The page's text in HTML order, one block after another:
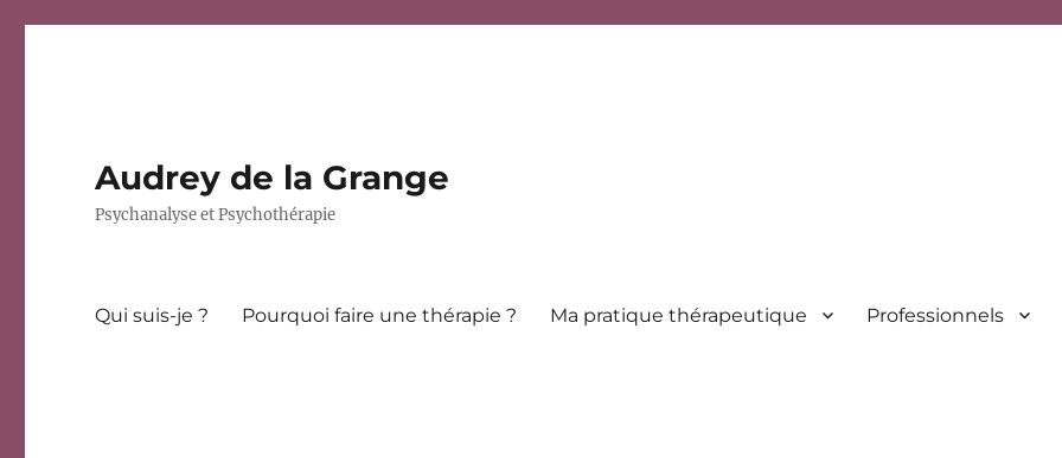
Audrey de la Grange
Psychanalyse et Psychothérapie
Qui suis-je ? Pourquoi faire une thérapie ? Ma pratique thérapeutique Professionnels